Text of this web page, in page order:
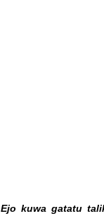
Ejo kuwa gatatu